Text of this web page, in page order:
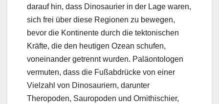
darauf hin, dass Dinosaurier in der Lage waren,
sich frei über diese Regionen zu bewegen,
bevor die Kontinente durch die tektonischen
Kräfte, die den heutigen Ozean schufen,
voneinander getrennt wurden. Paläontologen
vermuten, dass die Fußabdrücke von einer
Vielzahl von Dinosauriern, darunter
Theropoden, Sauropoden und Ornithischier,